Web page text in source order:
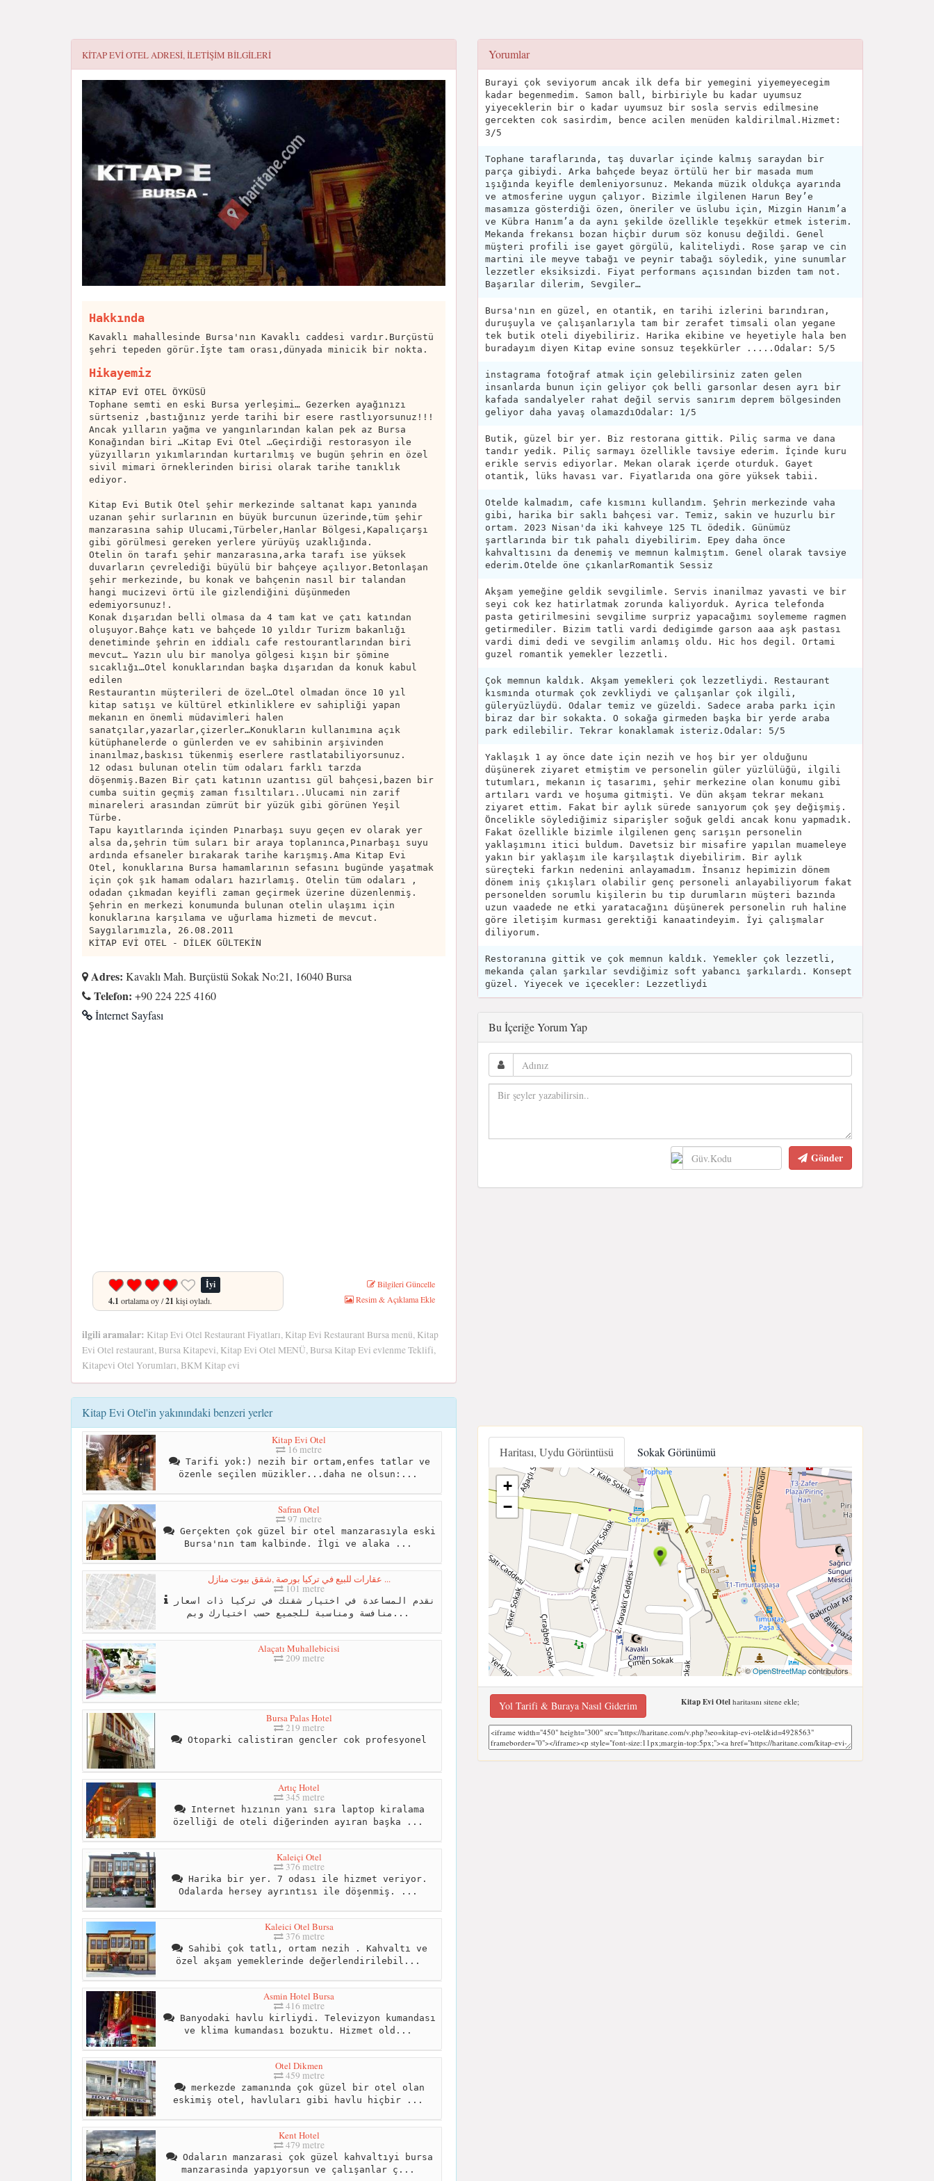
KITAP EVI OTELADRESI, ILETIŞIM BILGILERI
Hakkında
Kavaklı mahallesinde Bursa'nın Kavaklı caddesi vardır.Burçüstü
şehri tepeden görür.İşte tam orası,dünyada minicik bir nokta.
Hikayemiz
KİTAP EVİ OTEL ÖYKÜSÜ
Tophane semti en eski Bursa yerleşimi… Gezerken ayağınızı
sürtseniz ,bastığınız yerde tarihi bir esere rastlıyorsunuz!!!
Ancak yılların yağma ve yangınlarından kalan pek az Bursa
Konağından biri …Kitap Evi Otel …Geçirdiği restorasyon ile
yüzyılların yıkımlarından kurtarılmış ve bugün şehrin en özel
sivil mimari örneklerinden birisi olarak tarihe tanıklık
ediyor.
Kitap Evi Butik Otel şehir merkezinde saltanat kapı yanında
uzanan şehir surlarının en büyük burcunun üzerinde,tüm şehir
manzarasına sahip Ulucami,Türbeler,Hanlar Bölgesi,Kapalıçarşı
gibi görülmesi gereken yerlere yürüyüş uzaklığında.
Otelin ön tarafı şehir manzarasına,arka tarafı ise yüksek
duvarların çevrelediği büyülü bir bahçeye açılıyor.Betonlaşan
şehir merkezinde, bu konak ve bahçenin nasıl bir talandan
hangi mucizevi örtü ile gizlendiğini düşünmeden
edemiyorsunuz!.
Konak dışarıdan belli olmasa da 4 tam kat ve çatı katından
oluşuyor.Bahçe katı ve bahçede 10 yıldır Turizm bakanlığı
denetiminde şehrin en iddialı cafe restourantlarından biri
mevcut… Yazın ulu bir manolya gölgesi kışın bir şömine
sıcaklığı…Otel konuklarından başka dışarıdan da konuk kabul
edilen
Restaurantın müşterileri de özel…Otel olmadan önce 10 yıl
kitap satışı ve kültürel etkinliklere ev sahipliği yapan
mekanın en önemli müdavimleri halen
sanatçılar,yazarlar,çizerler…Konukların kullanımına açık
kütüphanelerde o günlerden ve ev sahibinin arşivinden
inanılmaz,baskısı tükenmiş eserlere rastlatabiliyorsunuz.
12 odası bulunan otelin tüm odaları farklı tarzda
döşenmiş.Bazen Bir çatı katının uzantısı gül bahçesi,bazen bir
cumba suitin geçmiş zaman fısıltıları..Ulucami nin zarif
minareleri arasından zümrüt bir yüzük gibi görünen Yeşil
Türbe.
Tapu kayıtlarında içinden Pınarbaşı suyu geçen ev olarak yer
alsa da,şehrin tüm suları bir araya toplanınca,Pınarbaşı suyu
ardında efsaneler bırakarak tarihe karışmış.Ama Kitap Evi
Otel, konuklarına Bursa hamamlarının sefasını bugünde yaşatmak
için çok şık hamam odaları hazırlamış. Otelin tüm odaları ,
odadan çıkmadan keyifli zaman geçirmek üzerine düzenlenmiş.
Şehrin en merkezi konumunda bulunan otelin ulaşımı için
konuklarına karşılama ve uğurlama hizmeti de mevcut.
Saygılarımızla, 26.08.2011
KİTAP EVİ OTEL - DİLEK GÜLTEKİN
Adres: Kavaklı Mah. Burçüstü Sokak No:21, 16040 Bursa
Telefon: +90 224 225 4160
İnternet Sayfası
İyi
4.1 ortalama oy /21 kişi oyladı.
Bilgileri Güncelle
Resim & Açıklama Ekle
ilgili aramalar: Kitap Evi Otel Restaurant Fiyatları, Kitap Evi Restaurant Bursa menü, Kitap
Evi Otel restaurant, Bursa Kitapevi, Kitap Evi Otel MENÜ, Bursa Kitap Evi evlenme Teklifi,
Kitapevi Otel Yorumları, BKM Kitap evi
Kitap Evi Otel'in yakınındaki benzeri yerler
Kitap Evi Otel
16 metre
Tarifi yok:) nezih bir ortam,enfes tatlar ve
özenle seçilen müzikler...daha ne olsun:...
Safran Otel
97 metre
Gerçekten çok güzel bir otel manzarasıyla eski
Bursa'nın tam kalbinde. İlgi ve alaka ...
عقارات للبيع في تركيا بورصة ,شقق بيوت منازل ...
101 metre
منافسة ومناسبة للجميع حسب اختيارك وبم...
Alaçatı Muhallebicisi
209 metre
Bursa Palas Hotel
219 metre
Otoparki calistiran gencler cok profesyonel
Artıç Hotel
345 metre
Internet hızının yanı sıra laptop kiralama
özelliği de oteli diğerinden ayıran başka ...
Kaleiçi Otel
376 metre
Harika bir yer. 7 odası ile hizmet veriyor.
Odalarda hersey ayrıntısı ile döşenmiş. ...
Kaleici Otel Bursa
376 metre
Sahibi çok tatlı, ortam nezih . Kahvaltı ve
özel akşam yemeklerinde değerlendirilebil...
Asmin Hotel Bursa
416 metre
Banyodaki havlu kirliydi. Televizyon kumandası
ve klima kumandası bozuktu. Hizmet old...
Otel Dikmen
459 metre
merkezde zamanında çok güzel bir otel olan
eskimiş otel, havluları gibi havlu hiçbir ...
Kent Hotel
479 metre
Odaların manzarasi çok güzel kahvaltıyi bursa
manzarasinda yapıyorsun ve çalışanlar ç...
Yorumlar
Burayi çok seviyorum ancak ilk defa bir yemegini yiyemeyecegim
kadar begenmedim. Samon ball, birbiriyle bu kadar uyumsuz
yiyeceklerin bir o kadar uyumsuz bir sosla servis edilmesine
gercekten cok sasirdim, bence acilen menüden kaldirilmal.Hizmet:
3/5
Tophane taraflarında, taş duvarlar içinde kalmış saraydan bir
parça gibiydi. Arka bahçede beyaz örtülü her bir masada mum
ışığında keyifle demleniyorsunuz. Mekanda müzik oldukça ayarında
ve atmosferine uygun çalıyor. Bizimle ilgilenen Harun Bey’e
masamıza gösterdiği özen, öneriler ve üslubu için, Mizgin Hanım’a
ve Kübra Hanım’a da aynı şekilde özellikle teşekkür etmek isterim.
Mekanda frekansı bozan hiçbir durum söz konusu değildi. Genel
müşteri profili ise gayet görgülü, kaliteliydi. Rose şarap ve cin
martini ile meyve tabağı ve peynir tabağı söyledik, yine sunumlar
lezzetler eksiksizdi. Fiyat performans açısından bizden tam not.
Başarılar dilerim, Sevgiler…
Bursa'nın en güzel, en otantik, en tarihi izlerini barındıran,
duruşuyla ve çalışanlarıyla tam bir zerafet timsali olan yegane
tek butik oteli diyebiliriz. Harika ekibine ve heyetiyle hala ben
buradayım diyen Kitap evine sonsuz teşekkürler .....Odalar: 5/5
instagrama fotoğraf atmak için gelebilirsiniz zaten gelen
insanlarda bunun için geliyor çok belli garsonlar desen ayrı bir
kafada sandalyeler rahat değil servis sanırım deprem bölgesinden
geliyor daha yavaş olamazdıOdalar: 1/5
Butik, güzel bir yer. Biz restorana gittik. Piliç sarma ve dana
tandır yedik. Piliç sarmayı özellikle tavsiye ederim. İçinde kuru
erikle servis ediyorlar. Mekan olarak içerde oturduk. Gayet
otantik, lüks havası var. Fiyatlarıda ona göre yüksek tabii.
Otelde kalmadım, cafe kısmını kullandım. Şehrin merkezinde vaha
gibi, harika bir saklı bahçesi var. Temiz, sakin ve huzurlu bir
ortam. 2023 Nisan'da iki kahveye 125 TL ödedik. Günümüz
şartlarında bir tık pahalı diyebilirim. Epey daha önce
kahvaltısını da denemiş ve memnun kalmıştım. Genel olarak tavsiye
ederim.Otelde öne çıkanlarRomantik Sessiz
Akşam yemeğine geldik sevgilimle. Servis inanilmaz yavasti ve bir
seyi cok kez hatirlatmak zorunda kaliyorduk. Ayrica telefonda
pasta getirilmesini sevgilime surpriz yapacağımı soylememe ragmen
getirmediler. Bizim tatli vardi dedigimde garson aaa aşk pastası
vardi dimi dedi ve sevgilim anlamış oldu. Hic hos degil. Ortami
guzel romantik yemekler lezzetli.
Çok memnun kaldık. Akşam yemekleri çok lezzetliydi. Restaurant
kısmında oturmak çok zevkliydi ve çalışanlar çok ilgili,
güleryüzlüydü. Odalar temiz ve güzeldi. Sadece araba parkı için
biraz dar bir sokakta. O sokağa girmeden başka bir yerde araba
park edilebilir. Tekrar konaklamak isteriz.Odalar: 5/5
Yaklaşık 1 ay önce date için nezih ve hoş bir yer olduğunu
düşünerek ziyaret etmiştim ve personelin güler yüzlülüğü, ilgili
tutumları, mekanın iç tasarımı, şehir merkezine olan konumu gibi
artıları vardı ve hoşuma gitmişti. Ve dün akşam tekrar mekanı
ziyaret ettim. Fakat bir aylık sürede sanıyorum çok şey değişmiş.
Öncelikle söylediğimiz siparişler soğuk geldi ancak konu yapmadık.
Fakat özellikle bizimle ilgilenen genç sarışın personelin
yaklaşımını itici buldum. Davetsiz bir misafire yapılan muameleye
yakın bir yaklaşım ile karşılaştık diyebilirim. Bir aylık
süreçteki farkın nedenini anlayamadım. İnsanız hepimizin dönem
dönem iniş çıkışları olabilir genç personeli anlayabiliyorum fakat
personelden sorumlu kişilerin bu tip durumların müşteri bazında
uzun vaadede ne etki yaratacağını düşünerek personelin ruh haline
göre iletişim kurması gerektiği kanaatindeyim. İyi çalışmalar
diliyorum.
Restoranına gittik ve çok memnun kaldık. Yemekler çok lezzetli,
mekanda çalan şarkılar sevdiğimiz soft yabancı şarkılardı. Konsept
güzel. Yiyecek ve içecekler: Lezzetliydi
Bu İçeriğe Yorum Yap
Gönder
Haritası, Uydu Görüntüsü Sokak Görünümü
+
−
©OpenStreetMapcontributors
Yol Tarifi & Buraya Nasıl Giderim Kitap Evi Otelharitasını sitene ekle;